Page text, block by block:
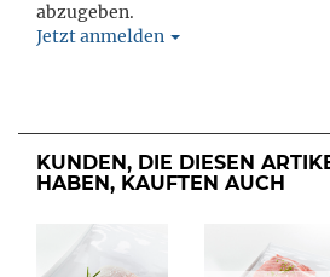
abzugeben.
Jetzt anmelden
KUNDEN, DIE DIESEN
HABEN, KAUFTEN AUCH